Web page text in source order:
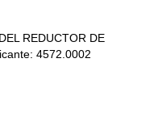
REDUCTOR DE
4572.0002